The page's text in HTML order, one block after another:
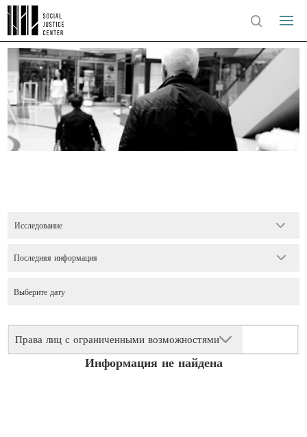
Исследование
Права лиц с ограниченными возможностями
Последняя информация
Информация не найдена